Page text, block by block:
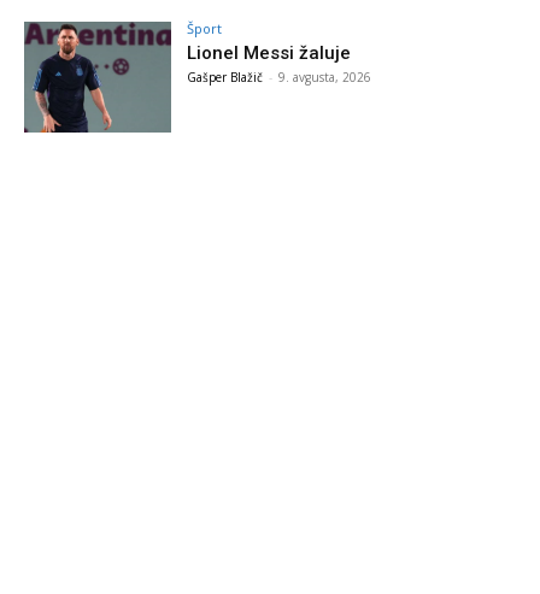
Šport
Lionel Messi žaluje
Gašper Blažič - 9. avgusta, 2026